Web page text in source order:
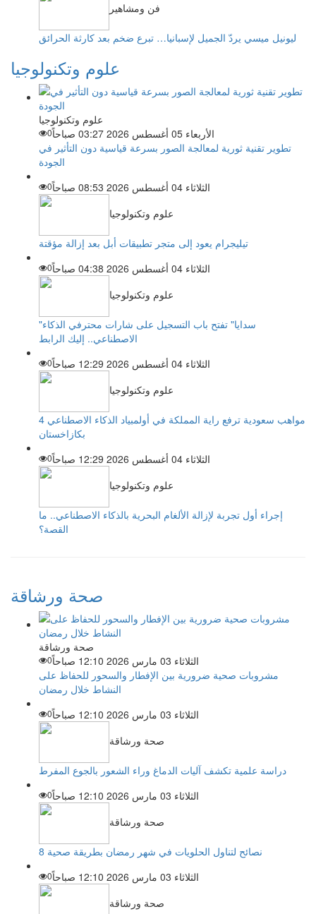
فن ومشاهير
ليونيل ميسي يردّ الجميل لإسبانيا… تبرع ضخم بعد كارثة الحرائق
علوم وتكنولوجيا
علوم وتكنولوجيا
الأربعاء 05 أغسطس 2026 03:27 صباحاً
0
تطوير تقنية ثورية لمعالجة الصور بسرعة قياسية دون التأثير في
الجودة
الثلاثاء 04 أغسطس 2026 08:53 صباحاً
0
علوم وتكنولوجيا
تيليجرام يعود إلى متجر تطبيقات أبل بعد إزالة مؤقتة
الثلاثاء 04 أغسطس 2026 04:38 صباحاً
0
علوم وتكنولوجيا
"سدايا" تفتح باب التسجيل على شارات محترفي الذكاء
الاصطناعي.. إليك الرابط
الثلاثاء 04 أغسطس 2026 12:29 صباحاً
0
علوم وتكنولوجيا
4 مواهب سعودية ترفع راية المملكة في أولمبياد الذكاء الاصطناعي
بكازاخستان
الثلاثاء 04 أغسطس 2026 12:29 صباحاً
0
علوم وتكنولوجيا
إجراء أول تجربة لإزالة الألغام البحرية بالذكاء الاصطناعي.. ما
القصة؟
صحة ورشاقة
صحة ورشاقة
الثلاثاء 03 مارس 2026 12:10 صباحاً
0
مشروبات صحية ضرورية بين الإفطار والسحور للحفاظ على
النشاط خلال رمضان
الثلاثاء 03 مارس 2026 12:10 صباحاً
0
صحة ورشاقة
دراسة علمية تكشف آليات الدماغ وراء الشعور بالجوع المفرط
الثلاثاء 03 مارس 2026 12:10 صباحاً
0
صحة ورشاقة
8 نصائح لتناول الحلويات في شهر رمضان بطريقة صحية
الثلاثاء 03 مارس 2026 12:10 صباحاً
0
صحة ورشاقة